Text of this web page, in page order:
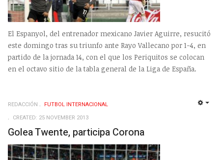
El Espanyol, del entrenador mexicano Javier Aguirre, resucitó
este domingo tras su triunfo ante Rayo Vallecano por 1-4, en
partido de la jornada 14, con el que los Periquitos se colocan
en el octavo sitio de la tabla general de la Liga de España.
REDACCIÓN
FUTBOL INTERNACIONAL
CREATED: 25 NOVEMBER 2013
Golea Twente, participa Corona